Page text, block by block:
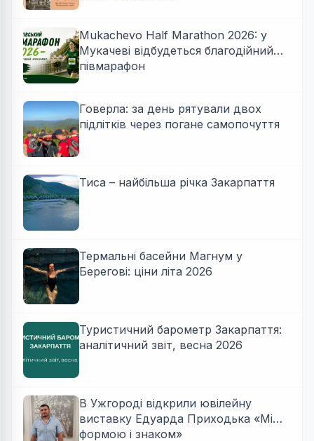
Mukachevo Half Marathon 2026: у
Мукачеві відбудеться благодійний
півмарафон
Говерла: за день рятували двох
підлітків через погане самопочуття
Тиса – найбільша річка Закарпаття
Термальні басейни Магнум у
Берегові: ціни літа 2026
Туристичний барометр Закарпаття:
аналітичний звіт, весна 2026
В Ужгороді відкрили ювілейну
виставку Едуарда Приходька «Між
формою і знаком»